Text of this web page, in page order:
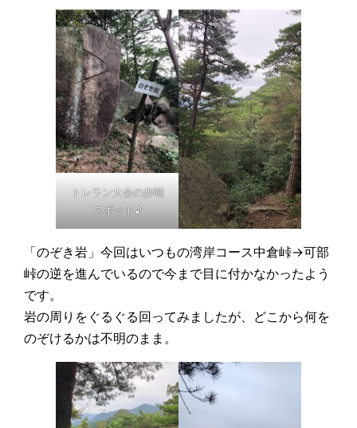
トレラン大会の歩哨
スポット♪
「のぞき岩」今回はいつもの湾岸コース中倉峠→可部
峠の逆を進んでいるので今まで目に付かなかったよう
です。
岩の周りをぐるぐる回ってみましたが、どこから何を
のぞけるかは不明のまま。